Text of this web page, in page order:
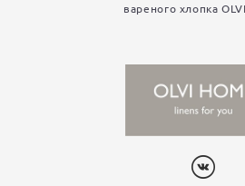
вареного хлопка